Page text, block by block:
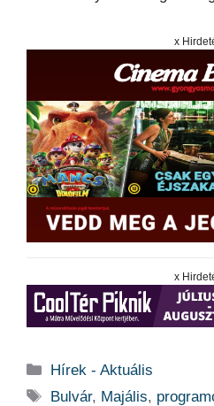
x
x
Kategória
Hírek - Aktuális
Címkék
Bulvár, Majális,